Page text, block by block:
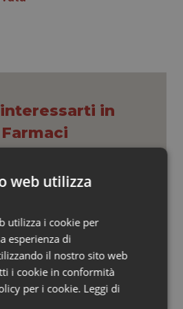
urogenitali
in
Congo. Oms e Africa Cdc:
più veloce della risposta”.
casi e 1.801 morti
D’Alterio (Rete IZS):
e dati scientifici, senza
Sistema italiano
web utilizza
utilizza i cookie per
esperienza di
il nostro sito web
i cookie in conformità
per i cookie. Leggi di